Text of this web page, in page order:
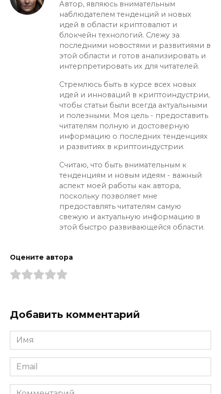
Автор, являюсь внимательным
наблюдателем тенденций и новых
идей в области криптовалют и
блокчейн технологий. Слежу за
последними новостями и развитиями в
этой области и готов анализировать и
интерпретировать их для читателей.
Стремлюсь быть в курсе всех новых
идей и инноваций в криптоиндустрии,
чтобы статьи были всегда актуальными
и полезными. Моя цель - предоставить
читателям полную и достоверную
информацию о последних тенденциях
и развитиях в криптоиндустрии.
Считаю, что быть внимательным к
тенденциям и новым идеям - важный
аспект моей работы как автора,
поскольку позволяет мне
предоставлять читателям самую
свежую и актуальную информацию в
этой быстро развивающейся области.
Оцените автора
Добавить комментарий
Имя
*
Email
*
Комментарий